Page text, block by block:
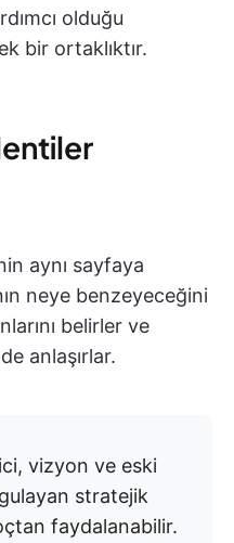
olduğu
bir ortaklıktır.
aynı sayfaya
neye benzeyeceğini
belirler ve
anlaşırlar.
vizyon ve eski
stratejik
faydalanabilir.